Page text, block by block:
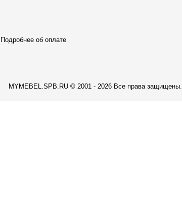
Подробнее об оплате
MYMEBEL.SPB.RU © 2001 - 2026 Все права защищены.